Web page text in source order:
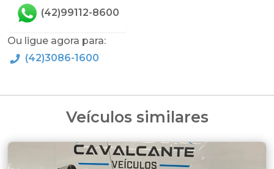
(42)99112-8600
Ou ligue agora para:
(42)3086-1600
Veículos similares